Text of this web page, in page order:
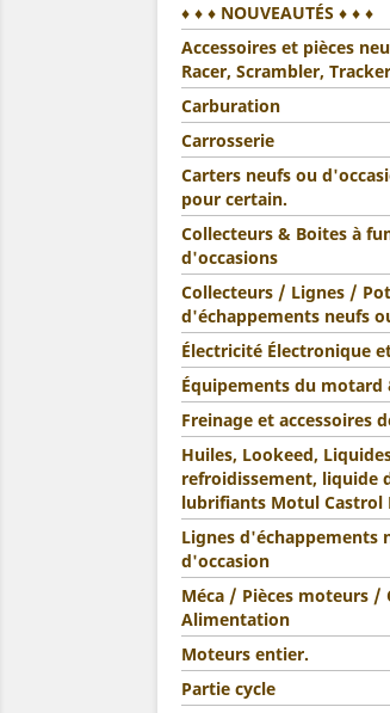
♦ ♦ ♦ NOUVEAUTÉS ♦ ♦ ♦
Accessoires et pièces
Racer, Scrambler,
Carburation
Carrosserie
Carters neufs ou
pour certain.
Collecteurs & Boites à
d'occasions
Collecteurs / Lignes /
d'échappements neufs
Électricité Électronique
Équipements du motard
Freinage et accessoires
Huiles, Lookeed,
refroidissement, liquide
lubrifiants Motul Castrol
Lignes d'échappements
d'occasion
Méca / Pièces moteurs /
Alimentation
Moteurs entier.
Partie cycle